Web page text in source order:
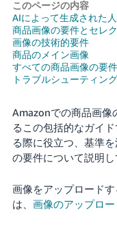
日
Deutsch
- DE
Español
- ES
Français
- FR
Italiano
- IT
한
このページの内容
AIによって生成された
商品画像の要件とセレ
画像の技術的要件
商品のメイン画像
すべての商品画像の要件
トラブルシューティング
Amazonでの商品画像
るこの包括的なガイ
る際に役立つ、基準
の要件について説明し
画像をアップロード
は、 画像のアップロー